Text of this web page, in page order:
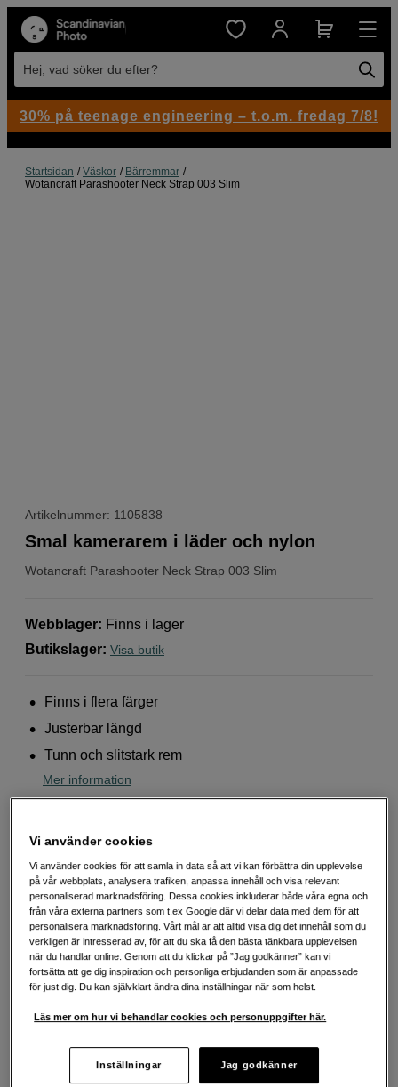
Hej, vad söker du efter?
Startsidan Väskor
Bärremmar
Wotancraft Parashooter Neck Strap 003 Slim
Artikelnummer: 1105838
Wotancraft Parashooter Neck Strap 003 Slim
Smal kamerarem i läder och nylon
Webblager: Finns i lager
Butikslager: Visa butik
Finns i flera färger
Justerbar längd
Tunn och slitstark rem
Mer information
Välj färg
799 SEK
30% på teenage engineering – t.o.m. fredag 7/8!
Vi använder cookies
Vi använder cookies för att samla in data så att vi kan förbättra din upplevelse
på vår webbplats, analysera trafiken, anpassa innehåll och visa relevant
personaliserad marknadsföring. Dessa cookies inkluderar både våra egna och
från våra externa partners som t.ex Google där vi delar data med dem för att
personalisera marknadsföring. Vårt mål är att alltid visa dig det innehåll som du
verkligen är intresserad av, för att du ska få den bästa tänkbara upplevelsen
när du handlar online. Genom att du klickar på ”Jag godkänner” kan vi
fortsätta att ge dig inspiration och personliga erbjudanden som är anpassade
för just dig. Du kan självklart ändra dina inställningar när som helst.
Läs mer om hur vi behandlar cookies och personuppgifter här.
Inställningar Jag godkänner